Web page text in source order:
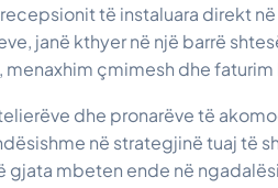
të instaluara direkt
janë kthyer në një barrë
menaxhim çmimesh dhe
dhe pronarëve të
në strategjinë tuaj të
gjata mbeten ende në